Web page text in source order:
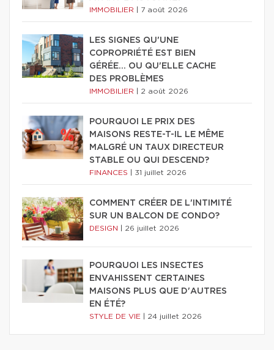
IMMOBILIER 7 août 2026
LES SIGNES QU'UNE
COPROPRIÉTÉ EST BIEN
GÉRÉE… OU QU'ELLE CACHE
DES PROBLÈMES
IMMOBILIER 2 août 2026
POURQUOI LE PRIX DES
MAISONS RESTE-T-IL LE MÊME
MALGRÉ UN TAUX DIRECTEUR
STABLE OU QUI DESCEND?
FINANCES 31 juillet 2026
COMMENT CRÉER DE L'INTIMITÉ
SUR UN BALCON DE CONDO?
DESIGN 26 juillet 2026
POURQUOI LES INSECTES
ENVAHISSENT CERTAINES
MAISONS PLUS QUE D'AUTRES
EN ÉTÉ?
STYLE DE VIE 24 juillet 2026